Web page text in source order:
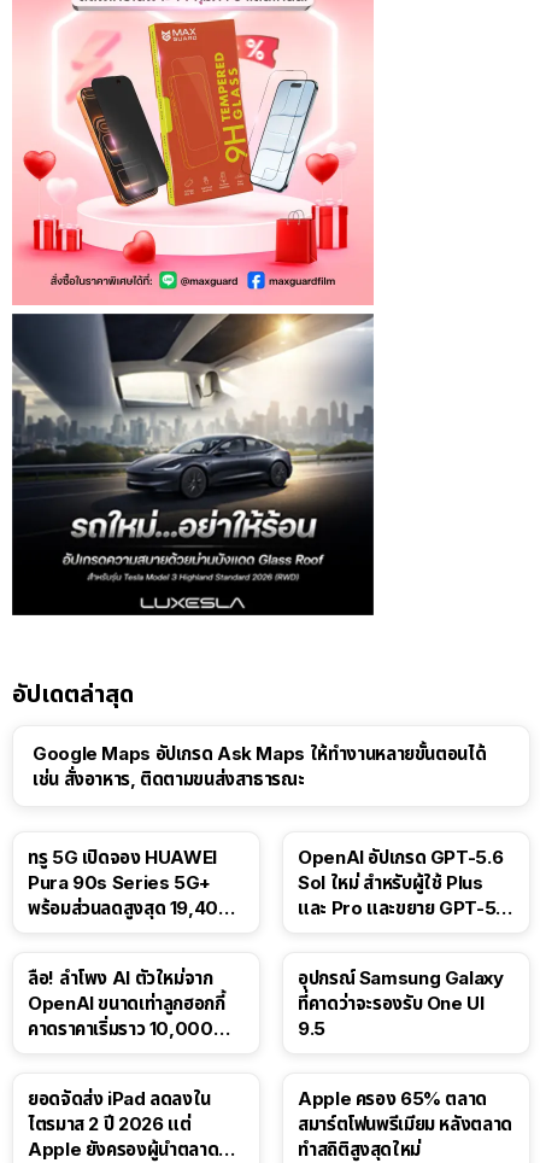
อัปเดตล่าสุด
Google Maps อัปเกรด Ask Maps ให้ทำงานหลายขั้นตอนได้
เช่น สั่งอาหาร, ติดตามขนส่งสาธารณะ
ทรู 5G เปิดจอง HUAWEI
Pura 90s Series 5G+
พร้อมส่วนลดสูงสุด 19,400
OpenAI อัปเกรด GPT-5.6
Sol ใหม่ สำหรับผู้ใช้ Plus
และ Pro และขยาย GPT-5.6
ลือ! ลำโพง AI ตัวใหม่จาก
OpenAI ขนาดเท่าลูกฮอกกี้
คาดราคาเริ่มราว 10,000
อุปกรณ์ Samsung Galaxy
ที่คาดว่าจะรองรับ One UI
9.5
ยอดจัดส่ง iPad ลดลงใน
ไตรมาส 2 ปี 2026 แต่
Apple ยังครองผู้นำตลาด
Apple ครอง 65% ตลาด
สมาร์ตโฟนพรีเมียม หลังตลาด
ทำสถิติสูงสุดใหม่